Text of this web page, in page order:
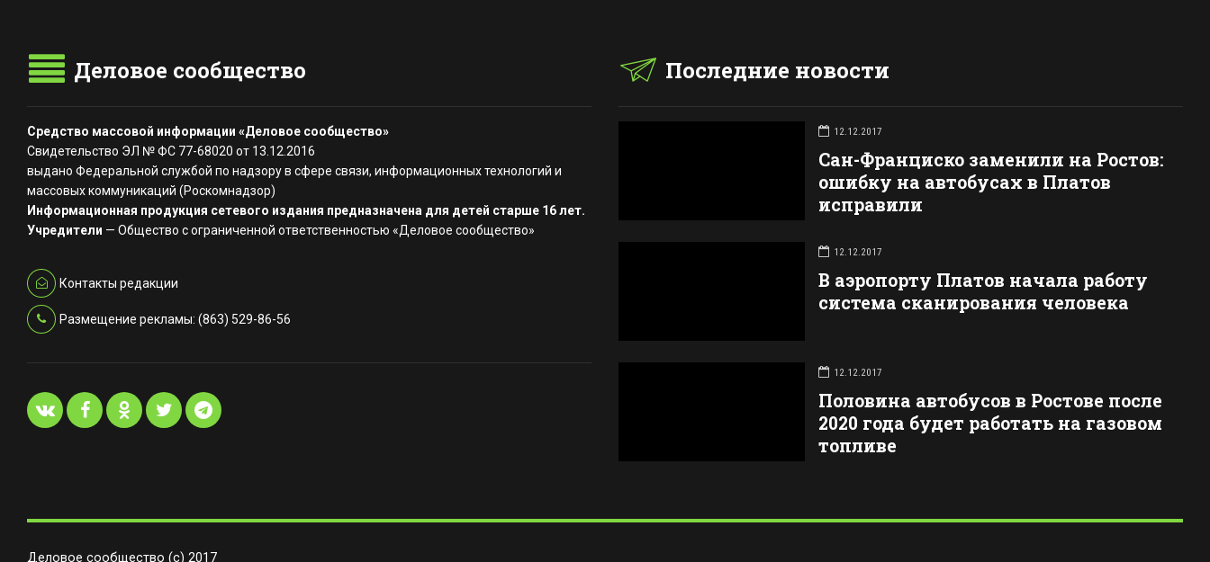
Деловое сообщество
Средство массовой информации «Деловое сообщество»
Свидетельство ЭЛ № ФС 77-68020 от 13.12.2016
выдано Федеральной службой по надзору в сфере связи, информационных технологий и
массовых коммуникаций (Роскомнадзор)
Информационная продукция сетевого издания предназначена для детей старше 16 лет.
Учредители — Общество с ограниченной ответственностью «Деловое сообщество»
Контакты редакции
Размещение рекламы: (863) 529-86-56
Последние новости
12.12.2017
Сан-Франциско заменили на Ростов:
ошибку на автобусах в Платов
исправили
12.12.2017
В аэропорту Платов начала работу
система сканирования человека
12.12.2017
Половина автобусов в Ростове после
2020 года будет работать на газовом
топливе
Деловое сообщество (с) 2017